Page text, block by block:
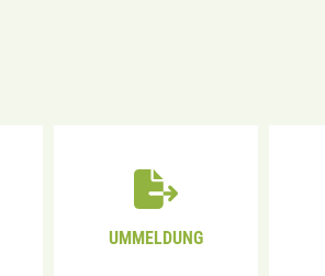
UMMELDUNG